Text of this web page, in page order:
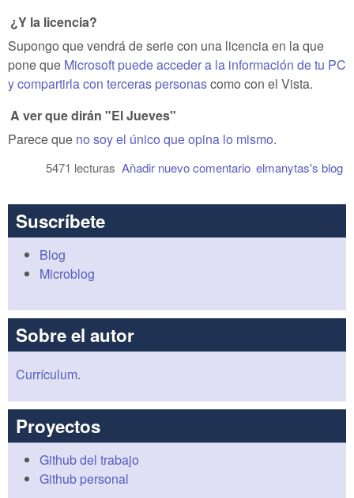
¿Y la licencia?
Supongo que vendrá de serie con una licencia en la que
pone que Microsoft puede acceder a la información de tu PC
y compartirla con terceras personascomo con el Vista.
A ver que dirán "El Jueves"
Parece que no soy el único que opina lo mismo.
elmanytas's blog
Añadir nuevo comentario
5471 lecturas
Suscríbete
Blog
Microblog
Sobre el autor
Currículum.
Proyectos
Github del trabajo
Github personal